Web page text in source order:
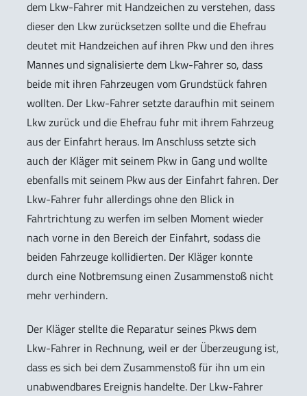
dem Lkw-Fahrer mit Handzeichen zu verstehen, dass
dieser den Lkw zurücksetzen sollte und die Ehefrau
deutet mit Handzeichen auf ihren Pkw und den ihres
Mannes und signalisierte dem Lkw-Fahrer so, dass
beide mit ihren Fahrzeugen vom Grundstück fahren
wollten. Der Lkw-Fahrer setzte daraufhin mit seinem
Lkw zurück und die Ehefrau fuhr mit ihrem Fahrzeug
aus der Einfahrt heraus. Im Anschluss setzte sich
auch der Kläger mit seinem Pkw in Gang und wollte
ebenfalls mit seinem Pkw aus der Einfahrt fahren. Der
Lkw-Fahrer fuhr allerdings ohne den Blick in
Fahrtrichtung zu werfen im selben Moment wieder
nach vorne in den Bereich der Einfahrt, sodass die
beiden Fahrzeuge kollidierten. Der Kläger konnte
durch eine Notbremsung einen Zusammenstoß nicht
mehr verhindern.
Der Kläger stellte die Reparatur seines Pkws dem
Lkw-Fahrer in Rechnung, weil er der Überzeugung ist,
dass es sich bei dem Zusammenstoß für ihn um ein
unabwendbares Ereignis handelte. Der Lkw-Fahrer